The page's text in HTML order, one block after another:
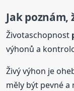
Jak poznám,
Životaschopnost
výhonů a
Živý výhon je
měly být pevné